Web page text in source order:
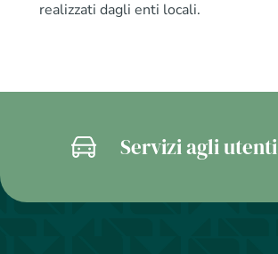
realizzati dagli enti locali.
Servizi agli utenti